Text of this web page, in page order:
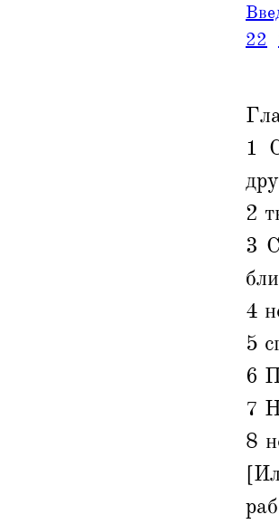
22
1
2
3
4
5
6
7
8